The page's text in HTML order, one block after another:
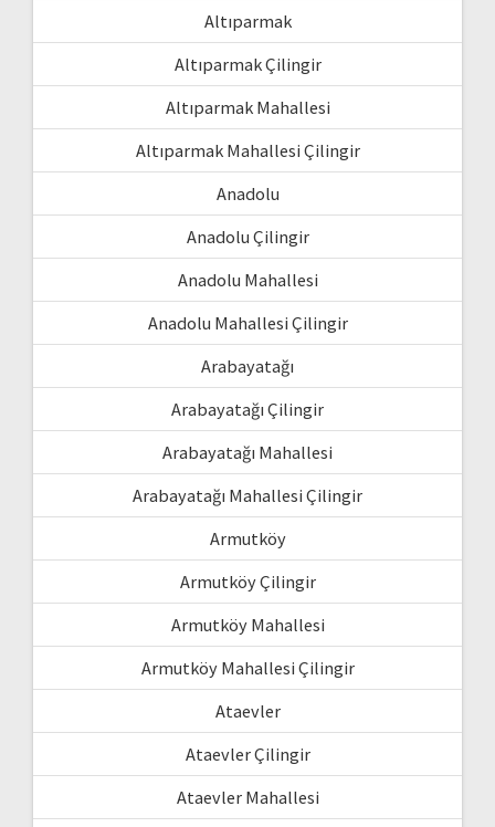
Altıparmak
Altıparmak Çilingir
Altıparmak Mahallesi
Altıparmak Mahallesi Çilingir
Anadolu
Anadolu Çilingir
Anadolu Mahallesi
Anadolu Mahallesi Çilingir
Arabayatağı
Arabayatağı Çilingir
Arabayatağı Mahallesi
Arabayatağı Mahallesi Çilingir
Armutköy
Armutköy Çilingir
Armutköy Mahallesi
Armutköy Mahallesi Çilingir
Ataevler
Ataevler Çilingir
Ataevler Mahallesi